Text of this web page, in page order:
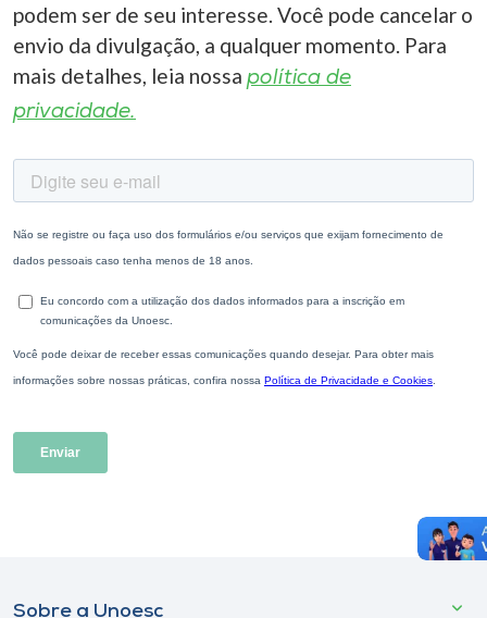
podem ser de seu interesse. Você pode cancelar o
envio da divulgação, a qualquer momento. Para
mais detalhes, leia nossa política de
privacidade.
Sobre a Unoesc